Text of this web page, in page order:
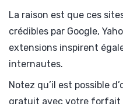
La raison est que ces
crédibles par Google,
extensions inspirent
internautes.
Notez qu’il est possible
gratuit avec votre forfait